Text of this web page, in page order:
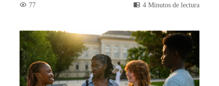
77
4 Minutos de lectura